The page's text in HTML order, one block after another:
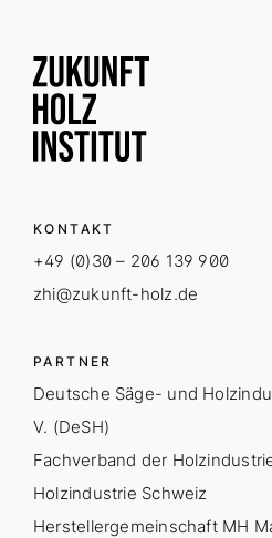
KONTAKT
+49 (0)30 – 206 139 900
zhi@zukunft-holz.de
PARTNER
Deutsche Säge- und
V. (DeSH)
Fachverband der
Holzindustrie Schweiz
Herstellergemeinschaft MH